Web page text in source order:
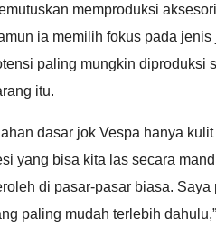
memproduksi
ia memilih fokus pada jenis
paling mungkin diproduksi
itu.
dasar jok Vespa hanya
yang bisa kita las secara
di pasar-pasar biasa.
paling mudah terlebih